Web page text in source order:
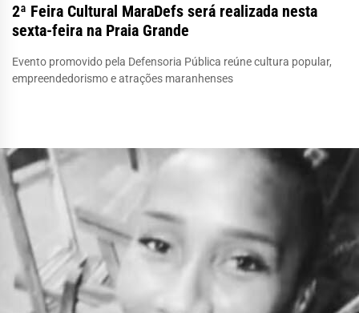
2ª Feira Cultural MaraDefs será realizada nesta
sexta-feira na Praia Grande
Evento promovido pela Defensoria Pública reúne cultura popular,
empreendedorismo e atrações maranhenses